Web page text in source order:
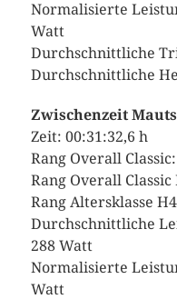
Normalisierte
Watt
Durchschnittliche
Durchschnittliche
Zwischenzeit
Zeit: 00:31:32,6 h
Rang Overall
Rang Overall
Rang Altersklasse
Durchschnittliche
288 Watt
Normalisierte
Watt